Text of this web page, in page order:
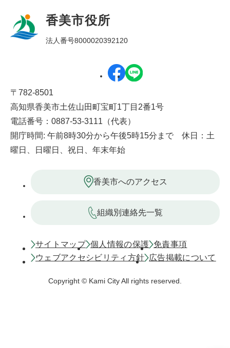
香美市役所
法人番号8000020392120
〒782-8501
高知県香美市土佐山田町宝町1丁目2番1号
電話番号：0887-53-3111（代表）
開庁時間: 午前8時30分から午後5時15分まで 休日：土
曜日、日曜日、祝日、年末年始
香美市へのアクセス
組織別連絡先一覧
サイトマップ 個人情報の保護 免責事項
ウェブアクセシビリティ方針
広告掲載について
Copyright © Kami City All rights reserved.